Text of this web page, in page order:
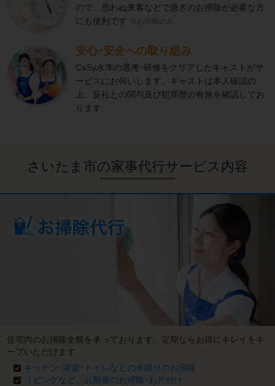
ので、思わぬ来客などで急ぎのお掃除が必要な方
にも便利です ※お掃除のみ
安心･安全への取り組み
CaSy水準の選考･研修をクリアしたキャストがサ
ービスにお伺いします。キャストは本人確認の
上、反社との関与及び犯罪歴の有無を確認してお
ります
さいたま市の家事代行サービス内容
住宅内のお掃除全般を承っております。定期ならお得にキレイをキ
ープいただけます
キッチン･浴室･トイレなどの水回りのお掃除
リビングなど、お部屋のお掃除･お片付け